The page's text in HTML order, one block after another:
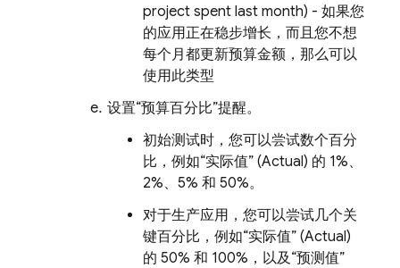
project spent last month) - 如果您
的应用正在稳步增长，而且您不想
每个月都更新预算金额，那么可以
使用此类型
设置“预算百分比”提醒。
初始测试时，您可以尝试数个百分
比，例如“实际值” (Actual) 的 1%、
2%、5% 和 50%。
对于生产应用，您可以尝试几个关
键百分比，例如“实际值” (Actual)
的 50% 和 100%，以及“预测值”